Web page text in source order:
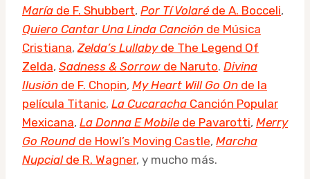
María de F. Shubbert, Por Tí Volaré de A. Bocceli,
Quiero Cantar Una Linda Canción de Música
Cristiana,Zelda’s Lullabyde The Legend Of
Zelda, Sadness & Sorrow de Naruto. Divina
Ilusión de F. Chopin, My Heart Will Go On de la
película Titanic, La Cucaracha Canción Popular
Mexicana, La Donna E Mobile de Pavarotti, Merry
Go Roundde Howl’s Moving Castle, Marcha
Nupcialde R. Wagner, y mucho más.